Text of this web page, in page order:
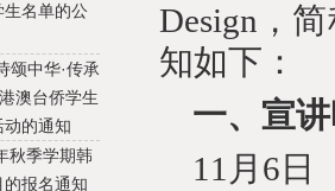
生名单的公
颂中华·传承
澳台侨学生
的通知
秋季学期韩
的报名通知
Design ，
知如下：
一、宣
11 月 6 日